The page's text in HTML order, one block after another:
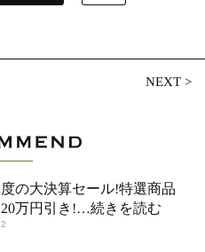
NEXT>
の大決算セール!特選商品
万円引き!…続きを読む